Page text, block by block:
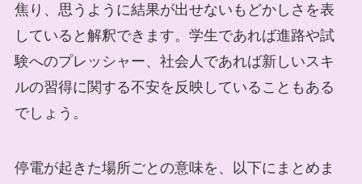
焦り、思うように結果が出せないもどかしさを表
していると解釈できます。学生であれば進路や試
験へのプレッシャー、社会人であれば新しいスキ
ルの習得に関する不安を反映していることもある
でしょう。
停電が起きた場所ごとの意味を、以下にまとめま